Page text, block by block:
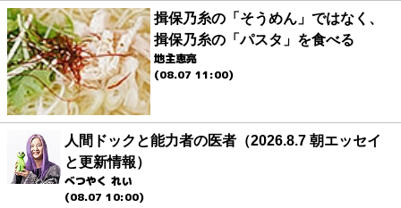
揖保乃糸の「そうめん」ではなく、
揖保乃糸の「パスタ」を食べる
地主恵亮
(08.07 11:00)
人間ドックと能力者の医者（2026.8.7 朝エッセイ
と更新情報）
べつやく れい
(08.07 10:00)